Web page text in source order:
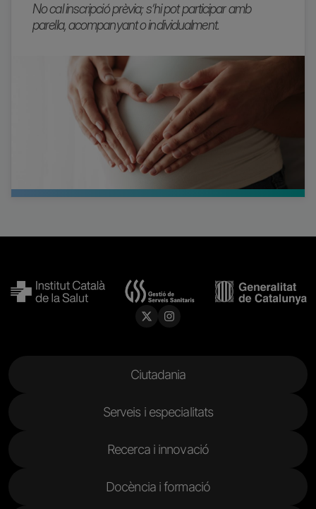
No cal inscripció prèvia; s’hi pot participar amb
parella, acompanyant o individualment.
Ciutadania
Serveis i especialitats
Recerca i innovació
Docència i formació